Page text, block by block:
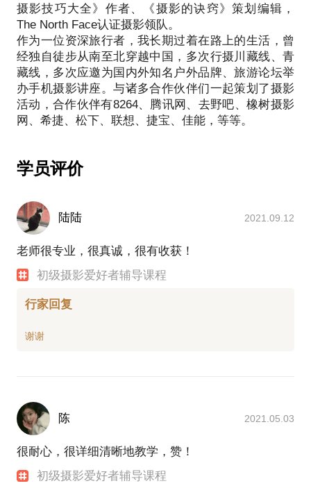
摄影技巧大全》作者、《摄影的诀窍》策划编辑，
The North Face认证摄影领队。
作为一位资深旅行者，我长期过着在路上的生活，曾
经独自徒步从南至北穿越中国，多次行摄川藏线、青
藏线，多次应邀为国内外知名户外品牌、旅游论坛举
办手机摄影讲座。与诸多合作伙伴们一起策划了摄影
活动，合作伙伴有8264、腾讯网、去野吧、橡树摄影
学员评价
陆陆 2021.09.12
老师很专业，很真诚，很有收获！
初级摄影爱好者辅导课程
行家回复
陈 2021.05.03
很耐心，很详细清晰地教学，赞！
初级摄影爱好者辅导课程